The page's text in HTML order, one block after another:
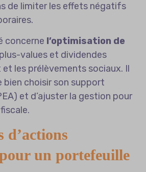
de limiter les effets négatifs
concerne l’optimisation de
values et dividendes
et les prélèvements sociaux. Il
bien choisir son support
et d’ajuster la gestion pour
d’actions
un portefeuille